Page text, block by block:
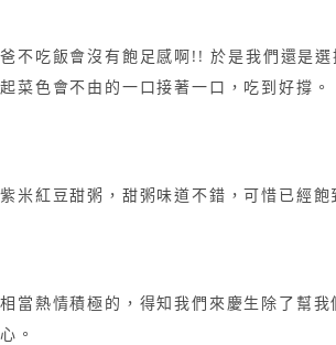
不吃飯會沒有飽足感啊!! 於是我們還是
菜色會不由的一口接著一口，吃到好撐。
米紅豆甜粥，甜粥味道不錯，可惜已經飽
當熱情積極的，得知我們來慶生除了幫
。